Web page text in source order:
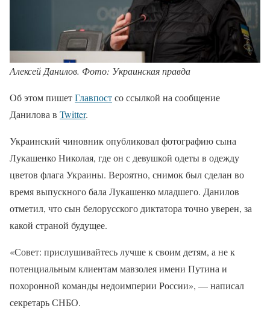
Алексей Данилов. Фото: Украинская правда
Об этом пишетГлавпостсо ссылкой на сообщение
Данилова в Twitter.
Украинский чиновник опубликовал фотографию сына
Лукашенко Николая, где он с девушкой одеты в одежду
цветов флага Украины. Вероятно, снимок был сделан во
время выпускного бала Лукашенко младшего. Данилов
отметил, что сын белорусского диктатора точно уверен, за
какой страной будущее.
«Совет: прислушивайтесь лучше к своим детям, а не к
потенциальным клиентам мавзолея имени Путина и
похоронной команды недоимперии России», — написал
секретарь СНБО.